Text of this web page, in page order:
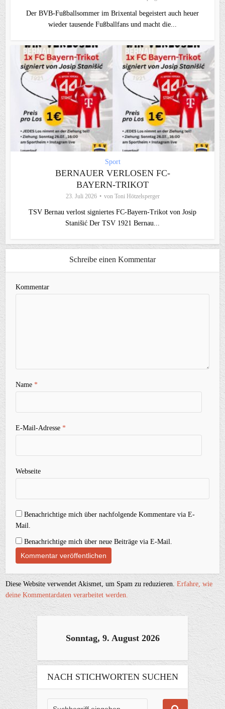
Der BVB-Fußballsommer im Brixental begeistert auch heuer
wieder tausende Fußballfans und macht die...
Sport
BERNAUER VERLOSEN FC-
BAYERN-TRIKOT
23. Juli 2026 von Toni Hötzelsperger
TSV Bernau verlost signiertes FC‑Bayern‑Trikot von Josip
Stanišić Der TSV 1921 Bernau...
Schreibe einen Kommentar
Kommentar
Name*
E-Mail-Adresse*
Webseite
Benachrichtige mich über nachfolgende Kommentare via E-
Mail.
Benachrichtige mich über neue Beiträge via E-Mail.
Diese Website verwendet Akismet, um Spam zu reduzieren.Erfahre, wie
deine Kommentardaten verarbeitet werden.
Sonntag, 9. August 2026
NACH STICHWORTEN SUCHEN